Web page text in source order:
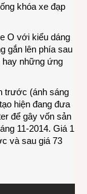
khóa xe đạp
O với kiểu dáng
gắn lên phía sau
hay những ứng
trước (ánh sáng
hiện đang đưa
để gây vốn sản
11-2014. Giá 1
và sau giá 73